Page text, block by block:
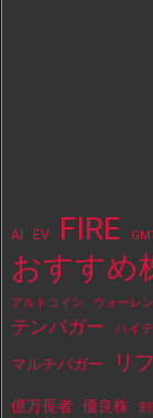
AI EV FIRE
おすすめ
アルトコイン ウォーレ
テンバガー ハイ
マルチバガー リ
億万長者 優良株 割